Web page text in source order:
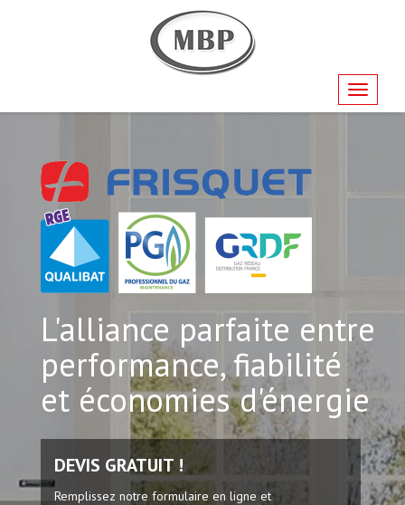
L'alliance parfaite entre
performance, fiabilité
et économies d'énergie
DEVIS GRATUIT !
Remplissez notre formulaire en ligne et